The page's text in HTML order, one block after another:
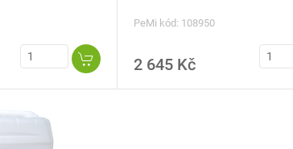
PeMi kód: 108950
2 645 Kč